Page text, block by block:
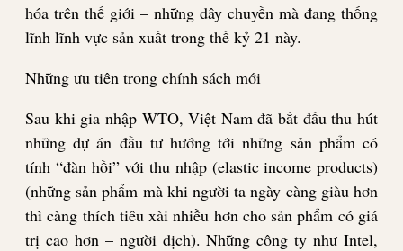
hóa trên thế giới – những dây chuyền mà đang thống
lĩnh lĩnh vực sản xuất trong thế kỷ 21 này.
Những ưu tiên trong chính sách mới
Sau khi gia nhập WTO, Việt Nam đã bắt đầu thu hút
những dự án đầu tư hướng tới những sản phẩm có
tính “đàn hồi” với thu nhập (elastic income products)
(những sản phẩm mà khi người ta ngày càng giàu hơn
thì càng thích tiêu xài nhiều hơn cho sản phẩm có giá
trị cao hơn – người dịch). Những công ty như Intel,